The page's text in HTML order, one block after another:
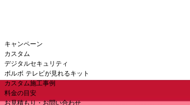
キャンペーン
カスタム
デジタルセキュリティ
ボルボ テレビが見れるキット
カスタム施工事例
料金の目安
お見積もり・お問い合わせ